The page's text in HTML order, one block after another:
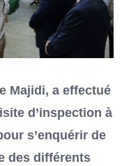
Majidi, a effectué
d’inspection à
s’enquérir de
des différents